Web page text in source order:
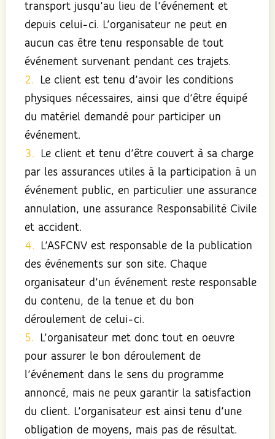
transport jusqu’au lieu de l’événement et
depuis celui-ci. L’organisateur ne peut en
aucun cas être tenu responsable de tout
événement survenant pendant ces trajets.
Le client est tenu d’avoir les conditions
physiques nécessaires, ainsi que d’être équipé
du matériel demandé pour participer un
événement.
Le client et tenu d’être couvert à sa charge
par les assurances utiles à la participation à un
événement public, en particulier une assurance
annulation, une assurance Responsabilité Civile
et accident.
L’ASFCNV est responsable de la publication
des événements sur son site. Chaque
organisateur d’un événement reste responsable
du contenu, de la tenue et du bon
déroulement de celui-ci.
L’organisateur met donc tout en oeuvre
pour assurer le bon déroulement de
l’événement dans le sens du programme
annoncé, mais ne peux garantir la satisfaction
du client. L’organisateur est ainsi tenu d’une
obligation de moyens, mais pas de résultat.